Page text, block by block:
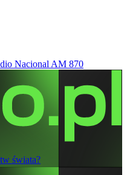
Nacional AM 870
świata?